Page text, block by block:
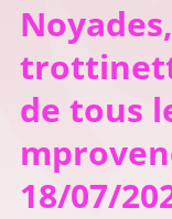
de tous
18/07/